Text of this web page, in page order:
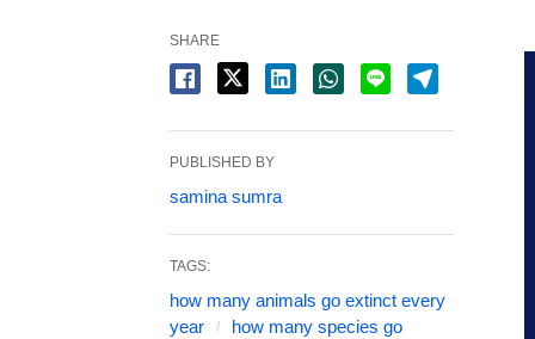
SHARE
PUBLISHED BY
samina sumra
TAGS:
how many animals go extinct every
year
how many species go